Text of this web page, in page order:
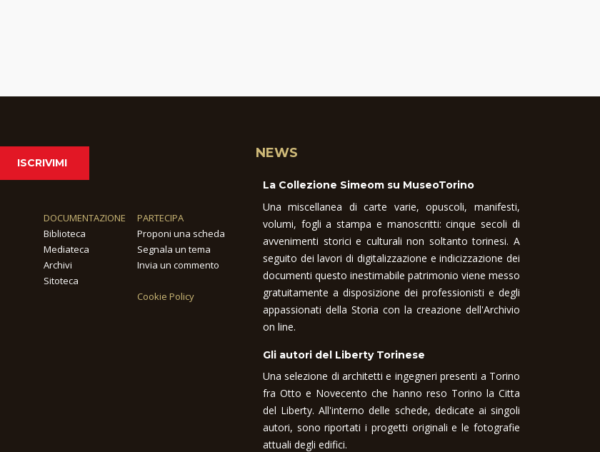
ISCRIVIMI
DOCUMENTAZIONE
Biblioteca
Mediateca
Archivi
Sitoteca
PARTECIPA
Proponi una scheda
Segnala un tema
Invia un commento
Cookie Policy
NEWS
La Collezione Simeom su MuseoTorino
Una miscellanea di carte varie, opuscoli, manifesti,
volumi, fogli a stampa e manoscritti: cinque secoli di
avvenimenti storici e culturali non soltanto torinesi. A
seguito dei lavori di digitalizzazione e indicizzazione dei
documenti questo inestimabile patrimonio viene messo
gratuitamente a disposizione dei professionisti e degli
appassionati della Storia con la creazione dell'Archivio
on line.
Gli autori del Liberty Torinese
Una selezione di architetti e ingegneri presenti a Torino
fra Otto e Novecento che hanno reso Torino la Citta
del Liberty. All'interno delle schede, dedicate ai singoli
autori, sono riportati i progetti originali e le fotografie
attuali degli edifici.